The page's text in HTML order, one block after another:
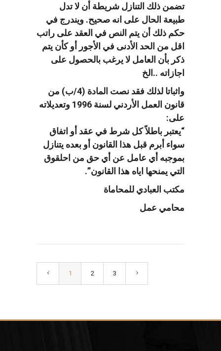
تضمن ذلك التنازل شريطة أن لا تدل
طبيعة الحال على انه صحيح. ويندرج في
حكم ذلك أن يتم النص في العقد على راتب
اقل من الحد الأدنى في الأجور أو كأن يتم
ذكر بأن العامل لا يرغب بالحصول على
اجازاته ..الخ
واثباتا لذلك فقد نصت المادة (4/ب) من
قانون العمل الأردني لسنة 1996 وتعديلاته
على:
“يعتبر باطلاً كل شرط في عقد أو اتفاق
سواء أبرم قبل هذا القانون أو بعده يتنازل
بموجبه أي عامل عن أي حق من احلقوق
التي يمنحها اياه هذا القانون”.
مكتب العبادي للمحاماة
محامي عمل
1 2 3